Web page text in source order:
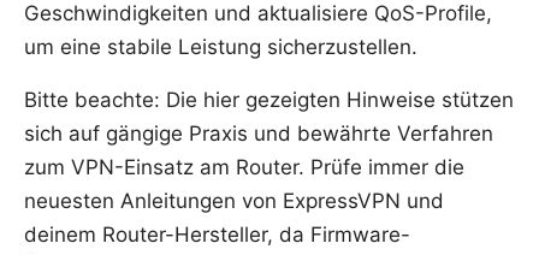
Geschwindigkeiten und aktualisiere QoS-Profile,
um eine stabile Leistung sicherzustellen.
Bitte beachte: Die hier gezeigten Hinweise stützen
sich auf gängige Praxis und bewährte Verfahren
zum VPN-Einsatz am Router. Prüfe immer die
neuesten Anleitungen von ExpressVPN und
deinem Router-Hersteller, da Firmware-